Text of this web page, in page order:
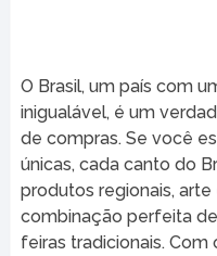
O Brasil, um país com
inigualável, é um
de compras. Se você
únicas, cada canto do
produtos regionais,
combinação perfeita
feiras tradicionais.